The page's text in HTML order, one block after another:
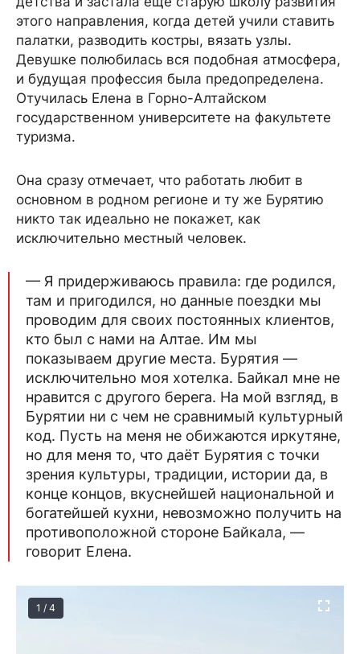
этого направления, когда детей учили ставить
палатки, разводить костры, вязать узлы.
Девушке полюбилась вся подобная атмосфера,
и будущая профессия была предопределена.
Отучилась Елена в Горно-Алтайском
государственном университете на факультете
туризма.
Она сразу отмечает, что работать любит в
основном в родном регионе и ту же Бурятию
никто так идеально не покажет, как
исключительно местный человек.
— Я придерживаюсь правила: где родился,
там и пригодился, но данные поездки мы
проводим для своих постоянных клиентов,
кто был с нами на Алтае. Им мы
показываем другие места. Бурятия —
исключительно моя хотелка. Байкал мне не
нравится с другого берега. На мой взгляд, в
Бурятии ни с чем не сравнимый культурный
код. Пусть на меня не обижаются иркутяне,
но для меня то, что даёт Бурятия с точки
зрения культуры, традиции, истории да, в
конце концов, вкуснейшей национальной и
богатейшей кухни, невозможно получить на
противоположной стороне Байкала, —
говорит Елена.
1 / 4